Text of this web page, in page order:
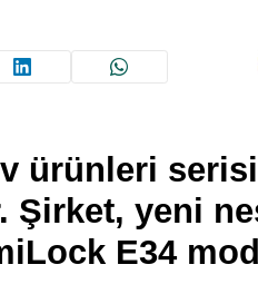
ürünleri
Şirket, yeni
E34